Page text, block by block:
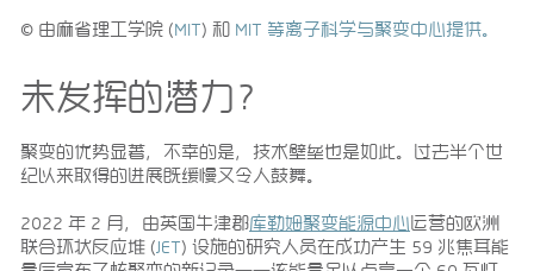
© 由麻省理工学院 (MIT) 和 MIT 等离子科学与聚变中心提供。
未发挥的潜力？
聚变的优势显著，不幸的是，技术壁垒也是如此。过去半个世
纪以来取得的进展既缓慢又令人鼓舞。
2022 年 2 月，由英国牛津郡库勒姆聚变能源中心 运营的欧洲
联合环状反应堆 (JET) 设施的研究人员在成功产生 59 兆焦耳能